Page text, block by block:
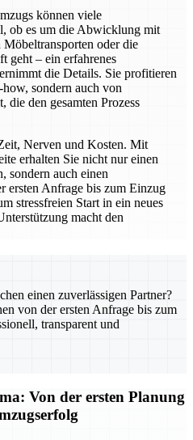
können viele
ob es um die Abwicklung mit
oder die
geht – ein erfahrenes
die Details. Sie profitieren
sondern auch von
die den gesamten Prozess
Nerven und Kosten. Mit
erhalten Sie nicht nur einen
sondern auch einen
ersten Anfrage bis zum Einzug
stressfreien Start in ein neues
macht den
einen zuverlässigen Partner?
von der ersten Anfrage bis zum
transparent und
Von der ersten Planung